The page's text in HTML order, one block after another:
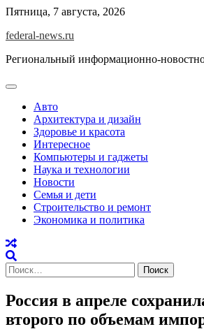
Skip
content
Пятница, 7 августа, 2026
federal-news.ru
Региональный информационно-
Авто
Архитектура и дизайн
Здоровье и красота
Интересное
Компьютеры и гаджеты
Наука и технологии
Новости
Семья и дети
Строительство и ремонт
Экономика и политика
Найти:
Россия в апреле
второго по объемам